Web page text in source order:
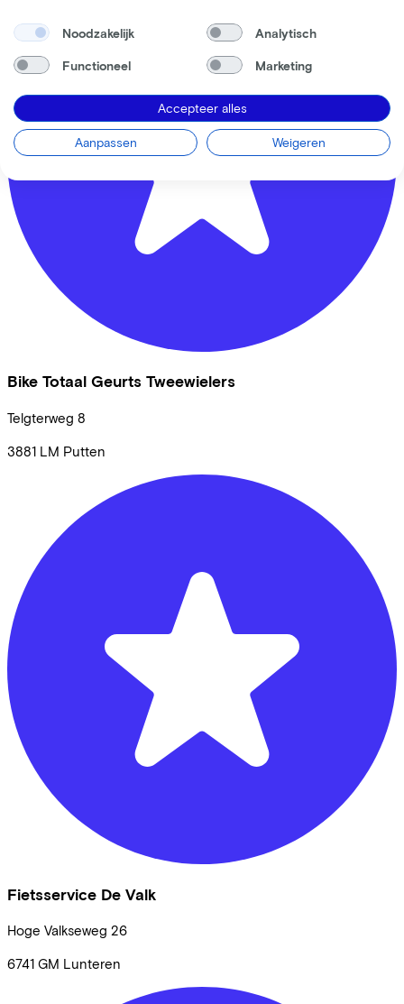
Bike Totaal Geurts Tweewielers
Telgterweg 8
3881 LM Putten
Fietsservice De Valk
Hoge Valkseweg 26
6741 GM Lunteren
Noodzakelijk Analytisch
Functioneel Marketing
Accepteer alles
Aanpassen Weigeren